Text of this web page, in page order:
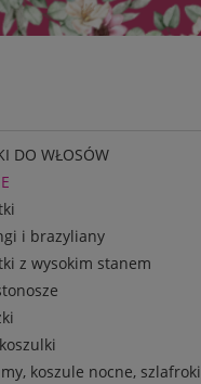
DO WŁOSÓW
i brazyliany
z wysokim stanem
koszule nocne, szlafroki